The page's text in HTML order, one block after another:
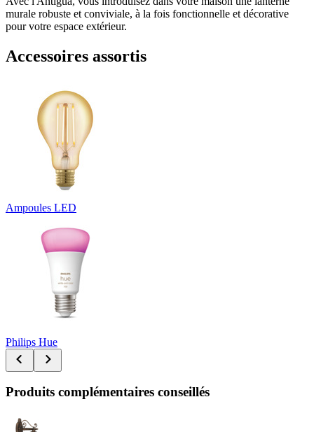
murale robuste et conviviale, à la fois fonctionnelle et décorative
pour votre espace extérieur.
Accessoires assortis
Ampoules LED
Philips Hue
Produits complémentaires conseillés